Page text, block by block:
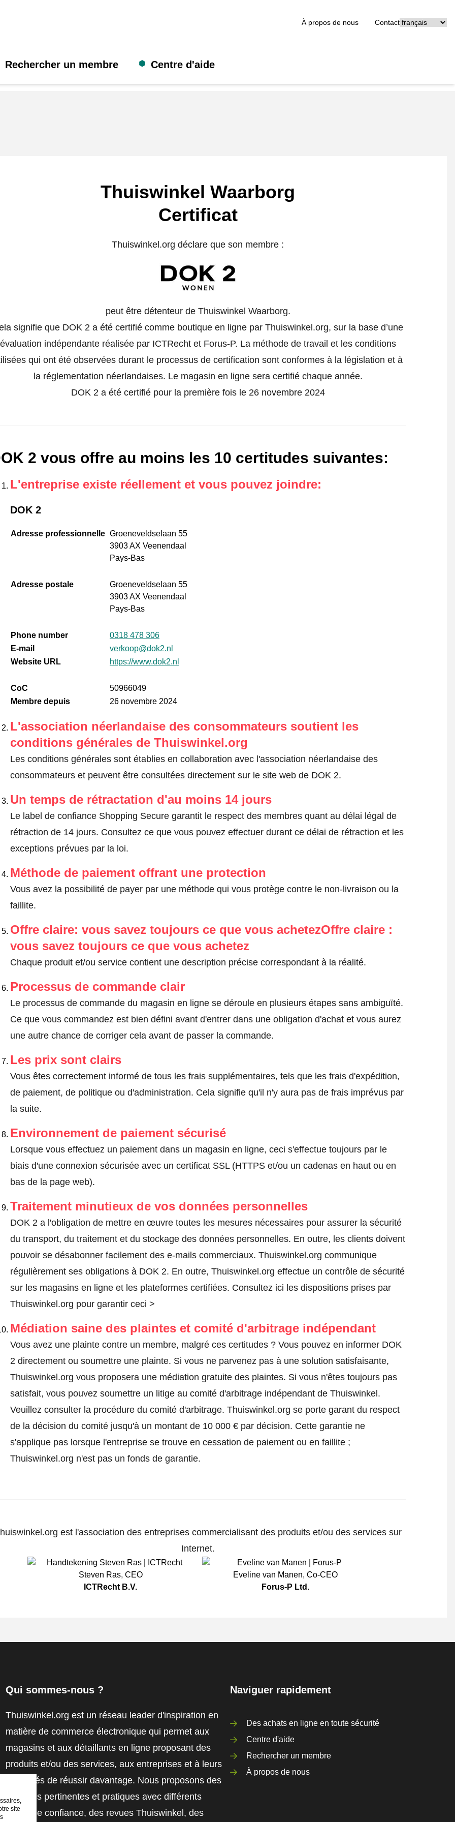
À propos de nous Contact
Rechercher un membre Centre d'aide
Thuiswinkel Waarborg
Certificat
Thuiswinkel.org déclare que son membre :
peut être détenteur de Thuiswinkel Waarborg.
signifie que DOK 2 a été certifié comme boutique en ligne par Thuiswinkel.org, sur la base d’une
évaluation indépendante réalisée par ICTRecht et Forus-P. La méthode de travail et les conditions
qui ont été observées durant le processus de certification sont conformes à la législation et à
la réglementation néerlandaises. Le magasin en ligne sera certifié chaque année.
DOK 2 a été certifié pour la première fois le 26 novembre 2024
2 vous offre au moins les 10 certitudes suivantes:
L'entreprise existe réellement et vous pouvez joindre:
DOK 2
Adresse professionnelle Groeneveldselaan 55
3903 AX Veenendaal
Pays-Bas
Adresse postale
Groeneveldselaan 55
3903 AX Veenendaal
Pays-Bas
Phone number
0318 478 306
E-mail
verkoop@dok2.nl
Website URL
https://www.dok2.nl
CoC
50966049
Membre depuis
26 novembre 2024
L'association néerlandaise des consommateurs soutient les
conditions générales de Thuiswinkel.org
Les conditions générales sont établies en collaboration avec l'association néerlandaise des
consommateurs et peuvent être consultées directement sur le site web de DOK 2.
Un temps de rétractation d'au moins 14 jours
Le label de confiance Shopping Secure garantit le respect des membres quant au délai légal de
rétraction de 14 jours. Consultez ce que vous pouvez effectuer durant ce délai de rétraction et les
exceptions prévues par la loi.
Méthode de paiement offrant une protection
Vous avez la possibilité de payer par une méthode qui vous protège contre le non-livraison ou la
faillite.
Offre claire: vous savez toujours ce que vous achetezOffre claire :
vous savez toujours ce que vous achetez
Chaque produit et/ou service contient une description précise correspondant à la réalité.
Processus de commande clair
Le processus de commande du magasin en ligne se déroule en plusieurs étapes sans ambiguïté.
Ce que vous commandez est bien défini avant d'entrer dans une obligation d'achat et vous aurez
une autre chance de corriger cela avant de passer la commande.
Les prix sont clairs
Vous êtes correctement informé de tous les frais supplémentaires, tels que les frais d'expédition,
de paiement, de politique ou d'administration. Cela signifie qu'il n'y aura pas de frais imprévus par
la suite.
Environnement de paiement sécurisé
Lorsque vous effectuez un paiement dans un magasin en ligne, ceci s'effectue toujours par le
biais d'une connexion sécurisée avec un certificat SSL (HTTPS et/ou un cadenas en haut ou en
bas de la page web).
Traitement minutieux de vos données personnelles
DOK 2 a l'obligation de mettre en œuvre toutes les mesures nécessaires pour assurer la sécurité
du transport, du traitement et du stockage des données personnelles. En outre, les clients doivent
pouvoir se désabonner facilement des e-mails commerciaux. Thuiswinkel.org communique
régulièrement ses obligations à DOK 2. En outre, Thuiswinkel.org effectue un contrôle de sécurité
sur les magasins en ligne et les plateformes certifiées. Consultez ici les dispositions prises par
Thuiswinkel.org pour garantir ceci >
Médiation saine des plaintes et comité d'arbitrage indépendant
Vous avez une plainte contre un membre, malgré ces certitudes ? Vous pouvez en informer DOK
2 directement ou soumettre une plainte. Si vous ne parvenez pas à une solution satisfaisante,
Thuiswinkel.org vous proposera une médiation gratuite des plaintes. Si vous n'êtes toujours pas
satisfait, vous pouvez soumettre un litige au comité d'arbitrage indépendant de Thuiswinkel.
Veuillez consulter la procédure du comité d'arbitrage. Thuiswinkel.org se porte garant du respect
de la décision du comité jusqu'à un montant de 10 000 € par décision. Cette garantie ne
s'applique pas lorsque l'entreprise se trouve en cessation de paiement ou en faillite ;
Thuiswinkel.org n'est pas un fonds de garantie.
est l'association des entreprises commercialisant des produits et/ou des services sur
Internet.
Steven Ras, CEO
ICTRecht B.V.
Eveline van Manen, Co-CEO
Forus-P Ltd.
Qui sommes-nous ?
Thuiswinkel.org est un réseau leader d'inspiration en
matière de commerce électronique qui permet aux
magasins et aux détaillants en ligne proposant des
produits et/ou des services, aux entreprises et à leurs
employés de réussir davantage. Nous proposons des
solutions pertinentes et pratiques avec différents
labels de confiance, des revues Thuiswinkel, des
Naviguer rapidement
Des achats en ligne en toute sécurité
Centre d'aide
Rechercher un membre
À propos de nous
site